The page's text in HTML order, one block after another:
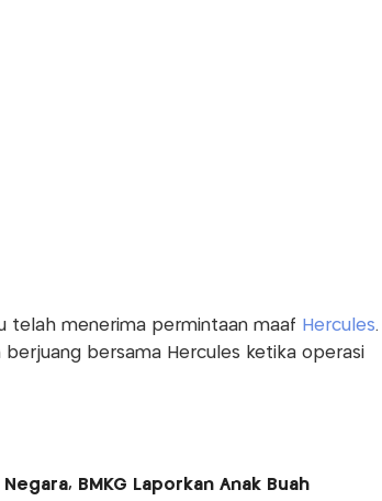
telah menerima permintaan maaf Hercules.
bersama Hercules ketika operasi
BMKG Laporkan Anak Buah